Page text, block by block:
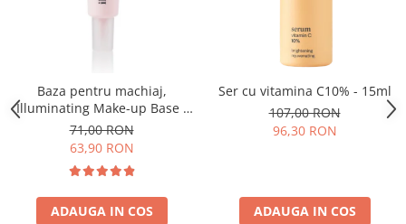
Baza pentru machiaj,
Illuminating Make-up Base -
30ml
71,00 RON
63,90 RON
ADAUGA IN COS
Ser cu vitamina C10% - 15ml
107,00 RON
96,30 RON
ADAUGA IN COS